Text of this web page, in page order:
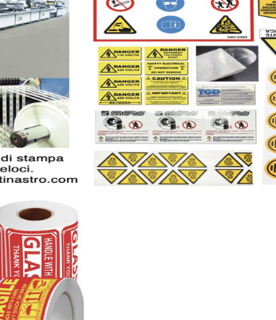
Cataloghi Profumati
Richiedi Kit Olfattivo